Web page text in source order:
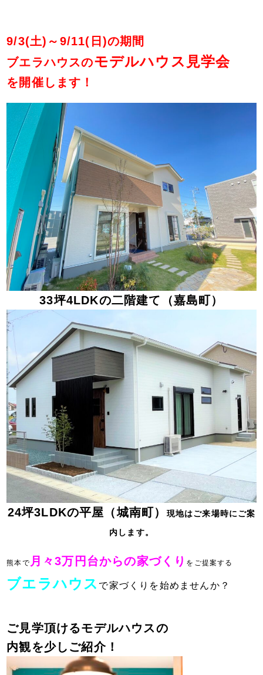
9/3(土)～9/11(日)の期間
ブエラハウスのモデルハウス見学会
を開催します！
33坪4LDKの二階建て（嘉島町）
24坪3LDKの平屋（城南町）
現地はご来場時にご案
内します。
熊本で 月々3万円台からの家づくり をご提案する
ブエラハウス で家づくりを始めませんか？
ご見学頂けるモデルハウスの
内観を少しご紹介！